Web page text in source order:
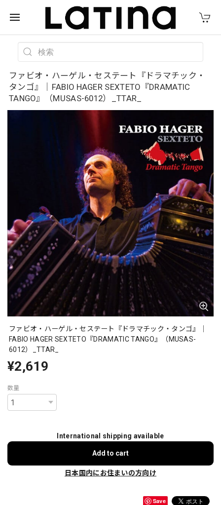
ファビオ・ハーゲル・セステート『ドラマチック・
タンゴ』｜FABIO HAGER SEXTETO『DRAMATIC
TANGO』（MUSAS-6012）_TTAR_
ファビオ・ハーゲル・セステート『ドラマチック・タンゴ』｜
FABIO HAGER SEXTETO『DRAMATIC TANGO』（MUSAS-
6012）_TTAR_
¥2,619
数量
International shipping available
Add to cart
日本国内にお住まいの方向け
Save